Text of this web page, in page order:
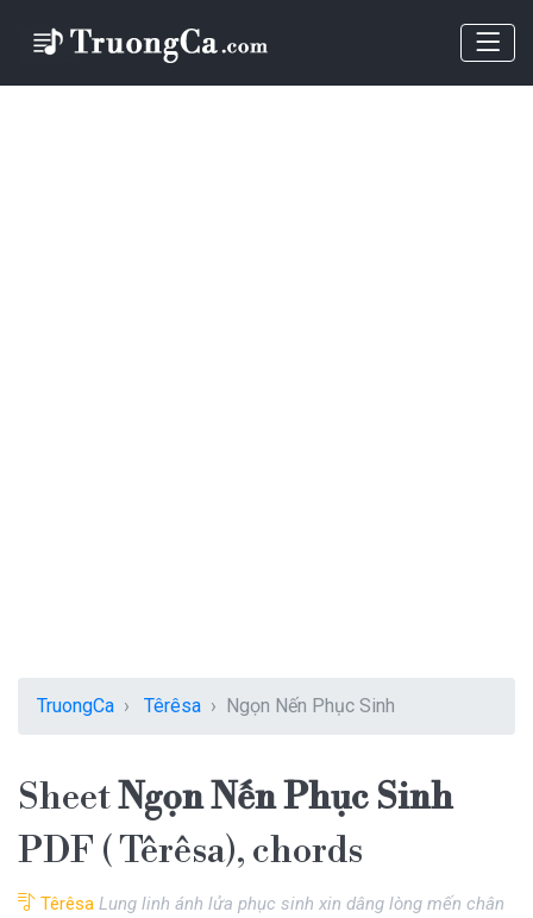
TruongCa Têrêsa Ngọn Nến Phục Sinh
SheetNgọn Nến Phục Sinh
PDF ( Têrêsa), chords
Têrêsa Lung linh ánh lửa phục sinh xin dâng lòng mến chân